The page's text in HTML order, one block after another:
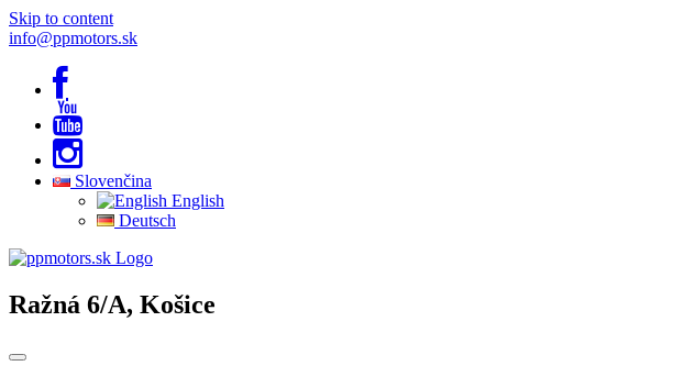
Skip to content
info@ppmotors.sk
Slovenčina
English
Deutsch
Ražná 6/A, Košice